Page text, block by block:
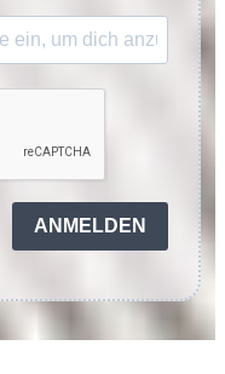
ANMELDEN